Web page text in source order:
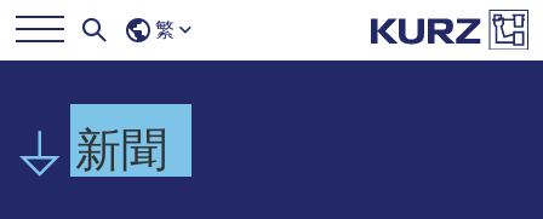
繁
新聞